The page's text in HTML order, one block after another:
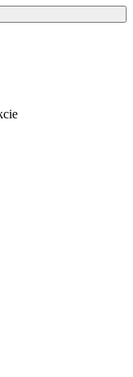
wspólnych. Obiekt
Dostępne są
do włosów. Usługa
pobyt czworonożnych
bazę wypadową do